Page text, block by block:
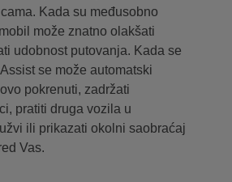
Kada su međusobno
može znatno olakšati
udobnost putovanja. Kada se
se može automatski
pokrenuti, zadržati
pratiti druga vozila u
ili prikazati okolni saobraćaj
Vas.